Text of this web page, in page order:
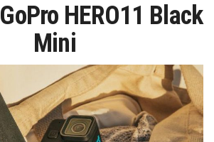
GoPro HERO11 Black
Mini